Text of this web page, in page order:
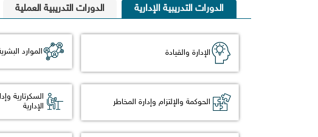
الدورات التدريبية الإدارية الدورات التدريبية العملية
الإدارة والقيادة الموارد
الحوكمة والإلتزام وإدارة المخاطر
السكرتارية
الإدارية